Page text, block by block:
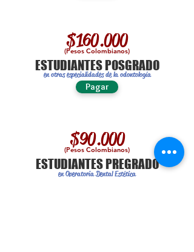
$160.000
(Pesos Colombianos)
ESTUDIANTES POSGRADO
en otras especialidades de la odontología
Pagar
$90.000
(Pesos Colombianos)
ESTUDIANTES PREGRADO
en Operatoria Dental Estética